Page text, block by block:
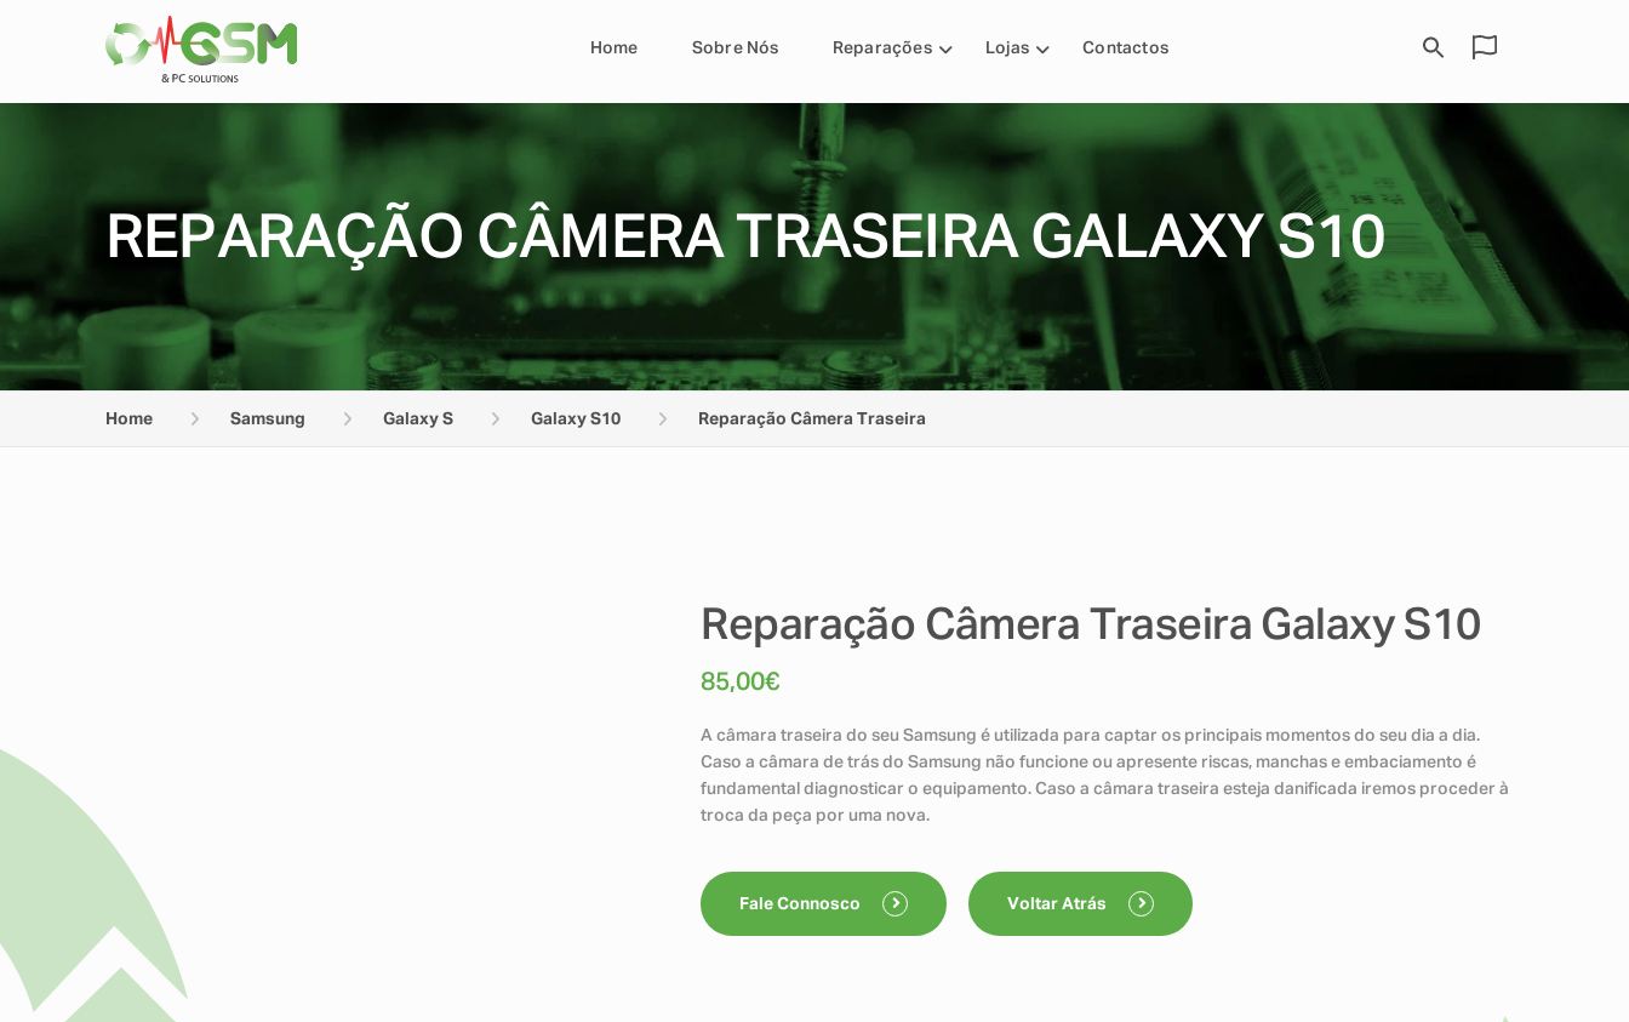
Home Sobre Nós Reparações Lojas Contactos
REPARAÇÃO CÂMERA TRASEIRA GALAXY S10
Home Samsung Galaxy S Galaxy S10 Reparação Câmera Traseira
Reparação Câmera Traseira Galaxy S10
85,00€
A câmara traseira do seu Samsung é utilizada para captar os principais momentos do seu dia a dia.
Caso a câmara de trás do Samsung não funcione ou apresente riscas, manchas e embaciamento é
fundamental diagnosticar o equipamento. Caso a câmara traseira esteja danificada iremos proceder à
troca da peça por uma nova.
Fale Connosco Voltar Atrás